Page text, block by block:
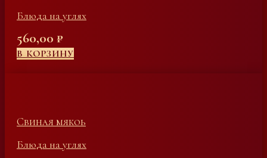
Блюда на углях
560,00 ₽
В КОРЗИНУ
Свиная мякоь
Блюда на углях